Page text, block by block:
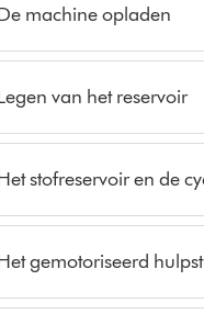
machine opladen
van het reservoir
stofreservoir en de
gemotoriseerd